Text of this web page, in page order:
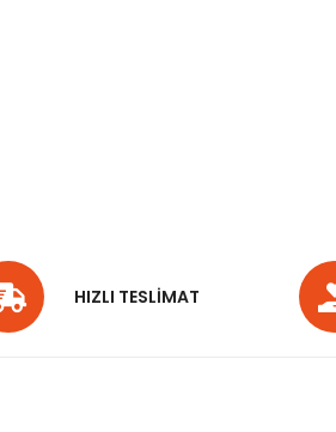
HIZLI TESLİMAT